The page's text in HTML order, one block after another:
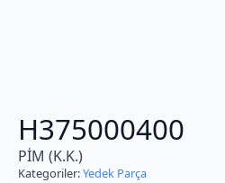
H375000400
PİM (K.K.)
Kategoriler:Yedek Parça